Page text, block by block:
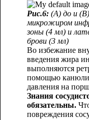
Рис.6:(А) до и (В)
микрожиром
зоны (4 мл) и
брови (3 мл)
Во избежание
введения жира
выполняются
помощью канюли
давления на
Знания
обязательны.
повреждения